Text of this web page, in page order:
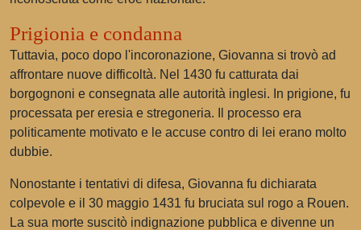
Prigionia e condanna
Tuttavia, poco dopo l'incoronazione, Giovanna si trovò ad
affrontare nuove difficoltà. Nel 1430 fu catturata dai
borgognoni e consegnata alle autorità inglesi. In prigione, fu
processata per eresia e stregoneria. Il processo era
politicamente motivato e le accuse contro di lei erano molto
dubbie.
Nonostante i tentativi di difesa, Giovanna fu dichiarata
colpevole e il 30 maggio 1431 fu bruciata sul rogo a Rouen.
La sua morte suscitò indignazione pubblica e divenne un